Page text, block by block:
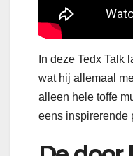
In deze Tedx Talk
wat hij allemaal
alleen hele toffe
eens inspirerende